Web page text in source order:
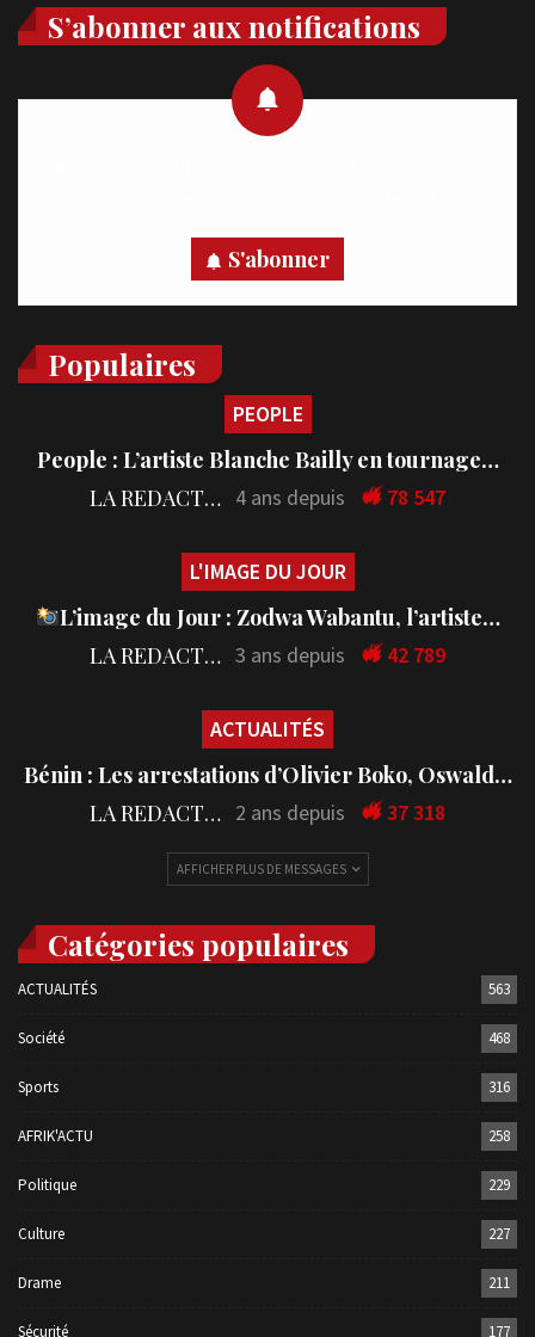
S’abonner aux notifications
S'abonner
Populaires
PEOPLE
People : L’artiste Blanche Bailly en tournage…
LA REDACTION 4 ans depuis 78 547
L'IMAGE DU JOUR
L’image du Jour : Zodwa Wabantu, l’artiste…
LA REDACTION 3 ans depuis 42 789
ACTUALITÉS
Bénin : Les arrestations d’Olivier Boko, Oswald…
LA REDACTION 2 ans depuis 37 318
AFFICHER PLUS DE MESSAGES
Catégories populaires
ACTUALITÉS 563
Société 468
Sports 316
AFRIK'ACTU 258
Politique 229
Culture 227
Drame 211
Sécurité 177